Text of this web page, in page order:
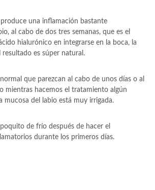
una inflamación bastante
al cabo de dos tres semanas, que es el
hialurónico en integrarse en la boca, la
es súper natural.
que parezcan al cabo de unos días o al
mientras hacemos el tratamiento algún
del labio está muy irrigada.
de frío después de hacer el
durante los primeros días.